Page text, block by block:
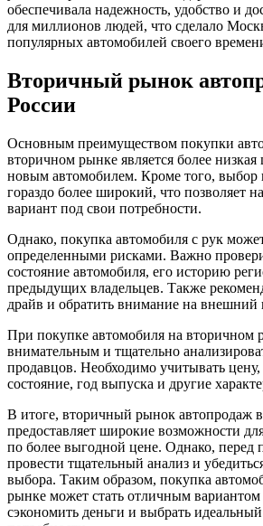
обеспечивала надежность, удобство и
для миллионов людей, что сделало
популярных автомобилей своего
Вторичный рынок
России
Основным преимуществом покупки
вторичном рынке является более
новым автомобилем. Кроме того, выбор
гораздо более широкий, что позволяет
вариант под свои потребности.
Однако, покупка автомобиля с рук
определенными рисками. Важно
состояние автомобиля, его историю
предыдущих владельцев. Также
драйв и обратить внимание на внешний
При покупке автомобиля на вторичном
внимательным и тщательно
продавцов. Необходимо учитывать цену,
состояние, год выпуска и другие
В итоге, вторичный рынок автопродаж
предоставляет широкие возможности
по более выгодной цене. Однако, перед
провести тщательный анализ и
выбора. Таким образом, покупка
рынке может стать отличным вариантом
сэкономить деньги и выбрать